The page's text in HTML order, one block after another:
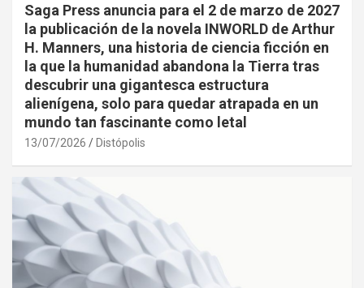
Saga Press anuncia para el 2 de marzo de 2027
la publicación de la novela INWORLD de Arthur
H. Manners, una historia de ciencia ficción en
la que la humanidad abandona la Tierra tras
descubrir una gigantesca estructura
alienígena, solo para quedar atrapada en un
mundo tan fascinante como letal
13/07/2026 Distópolis